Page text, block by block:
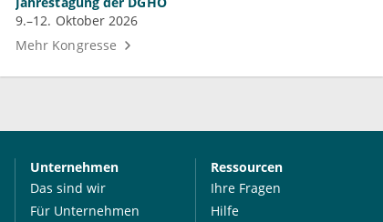
9.–12. Oktober 2026
Mehr Kongresse
Unternehmen
Das sind wir
Für Unternehmen
Ressourcen
Ihre Fragen
Hilfe